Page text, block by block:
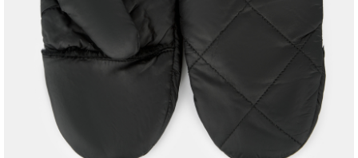
Москва
Да, все верно Изменить город